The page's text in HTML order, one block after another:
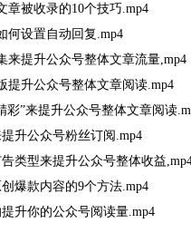
章被收录的10个技巧.mp4
何设置自动回复.mp4
来提升公众号整体文章流量,mp4
提升公众号整体文章阅读.mp4
彩”来提升公众号整体文章阅读
升公众号粉丝订阅.mp4
类型来提升公众号整体收益
爆款内容的9个方法.mp4
升你的公众号阅读量.mp4